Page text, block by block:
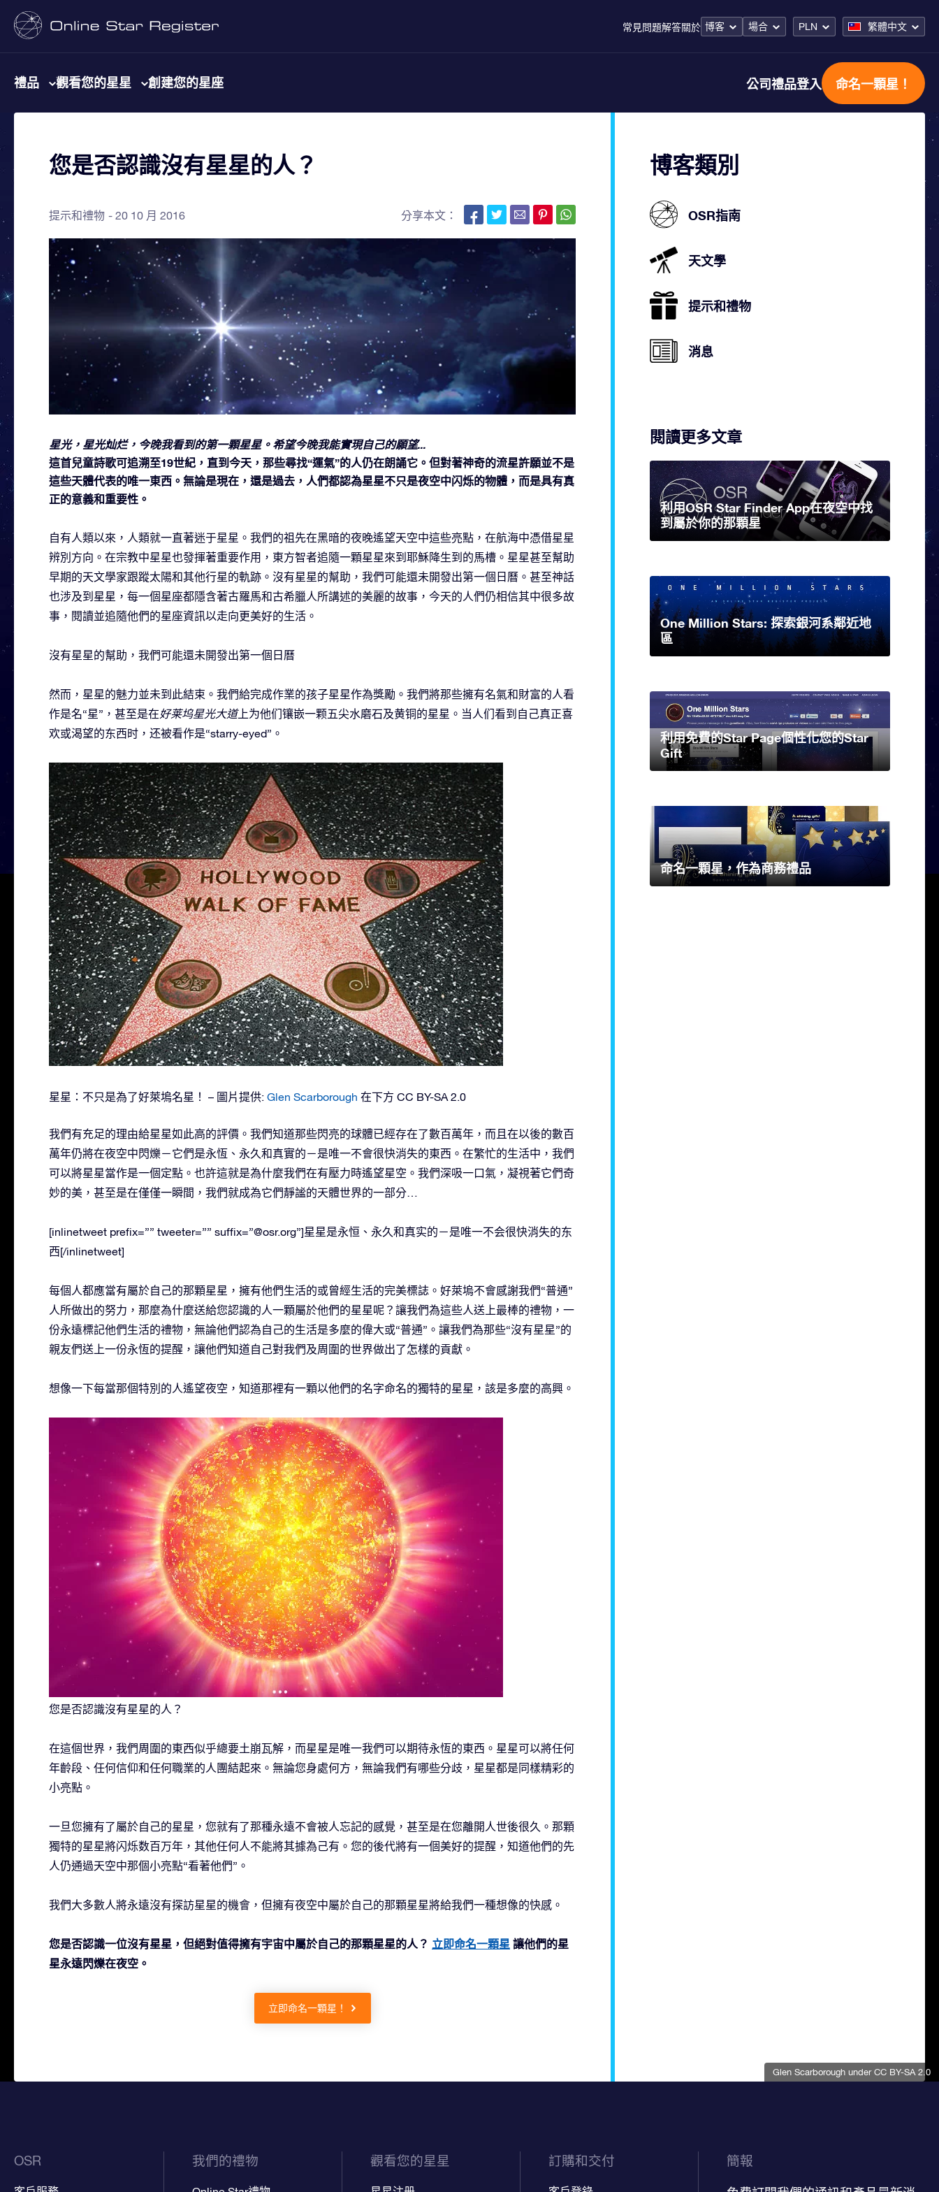
常見問題解答關於 博客 場合 PLN 繁體中文
禮品 觀看您的星星 創建您的星座 公司禮品登入 命名一顆星！
您是否認識沒有星星的人？
提示和禮物 20 10 月 2016 分享本文：
星光，星光灿烂，今晚我看到的第一顆星星。希望今晚我能實現自己的願望...
這首兒童詩歌可追溯至19世紀，直到今天，那些尋找“運氣”的人仍在朗誦它。但對著神奇的流星許願並不是
這些天體代表的唯一東西。無論是現在，還是過去，人們都認為星星不只是夜空中闪烁的物體，而是具有真
正的意義和重要性。
自有人類以來，人類就一直著迷于星星。我們的祖先在黑暗的夜晚遙望天空中這些亮點，在航海中憑借星星
辨別方向。在宗教中星星也發揮著重要作用，東方智者追隨一顆星星來到耶穌降生到的馬槽。星星甚至幫助
早期的天文學家跟蹤太陽和其他行星的軌跡。沒有星星的幫助，我們可能還未開發出第一個日曆。甚至神話
也涉及到星星，每一個星座都隱含著古羅馬和古希臘人所講述的美麗的故事，今天的人們仍相信其中很多故
事，閱讀並追隨他們的星座資訊以走向更美好的生活。
沒有星星的幫助，我們可能還未開發出第一個日曆
然而，星星的魅力並未到此結束。我們給完成作業的孩子星星作為獎勵。我們將那些擁有名氣和財富的人看
作是名“星”，甚至是在好莱坞星光大道上为他们镶嵌一颗五尖水磨石及黄铜的星星。当人们看到自己真正喜
欢或渴望的东西时，还被看作是“starry-eyed”。
Glen Scarborough under CC BY-SA 2.0
星星：不只是為了好萊塢名星！ – 圖片提供: Glen Scarborough 在下方 CC BY-SA 2.0
我們有充足的理由給星星如此高的評價。我們知道那些閃亮的球體已經存在了數百萬年，而且在以後的數百
萬年仍將在夜空中閃爍－它們是永恆、永久和真實的－是唯一不會很快消失的東西。在繁忙的生活中，我們
可以將星星當作是一個定點。也許這就是為什麼我們在有壓力時遙望星空。我們深吸一口氣，凝視著它們奇
妙的美，甚至是在僅僅一瞬間，我們就成為它們靜謐的天體世界的一部分…
[inlinetweet prefix=”” tweeter=”” suffix=”@osr.org”]星星是永恒、永久和真实的－是唯一不会很快消失的东
西[/inlinetweet]
每個人都應當有屬於自己的那顆星星，擁有他們生活的或曾經生活的完美標誌。好萊塢不會感謝我們“普通”
人所做出的努力，那麼為什麼送給您認識的人一顆屬於他們的星星呢？讓我們為這些人送上最棒的禮物，一
份永遠標記他們生活的禮物，無論他們認為自己的生活是多麼的偉大或“普通”。讓我們為那些“沒有星星”的
親友們送上一份永恆的提醒，讓他們知道自己對我們及周圍的世界做出了怎樣的貢獻。
想像一下每當那個特別的人遙望夜空，知道那裡有一顆以他們的名字命名的獨特的星星，該是多麼的高興。
您是否認識沒有星星的人？
在這個世界，我們周圍的東西似乎總要土崩瓦解，而星星是唯一我們可以期待永恆的東西。星星可以將任何
年齡段、任何信仰和任何職業的人團結起來。無論您身處何方，無論我們有哪些分歧，星星都是同樣精彩的
小亮點。
一旦您擁有了屬於自己的星星，您就有了那種永遠不會被人忘記的感覺，甚至是在您離開人世後很久。那顆
獨特的星星將闪烁数百万年，其他任何人不能將其據為己有。您的後代將有一個美好的提醒，知道他們的先
人仍通過天空中那個小亮點“看著他們”。
我們大多數人將永遠沒有探訪星星的機會，但擁有夜空中屬於自己的那顆星星將給我們一種想像的快感。
您是否認識一位沒有星星，但絕對值得擁有宇宙中屬於自己的那顆星星的人？ 立即命名一顆星 讓他們的星
星永遠閃爍在夜空。
立即命名一顆星！
博客類別
OSR指南
天文學
提示和禮物
消息
閱讀更多文章
利用OSR Star Finder App在夜空中找
到屬於你的那顆星
One Million Stars: 探索銀河系鄰近地
區
利用免費的Star Page個性化您的Star
Gift
命名一顆星，作為商務禮品
OSR 我們的禮物 觀看您的星星 訂購和交付 簡報